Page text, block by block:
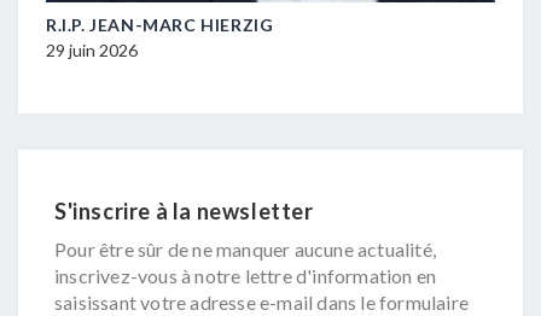
JEAN-MARC HIERZIG
juin 2026
S'inscrire à la newsletter
Pour être sûr de ne manquer aucune actualité,
inscrivez-vous à notre lettre d'information en
saisissant votre adresse e-mail dans le formulaire